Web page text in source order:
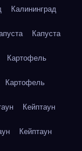
Калининград
Капуста
Картофель
Картофель
Кейптаун
Кейптаун